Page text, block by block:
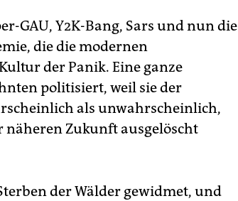
GAU, Y2K-Bang, Sars und nun die
die die modernen
der Panik. Eine ganze
politisiert, weil sie der
als unwahrscheinlich,
Zukunft ausgelöscht
der Wälder gewidmet, und